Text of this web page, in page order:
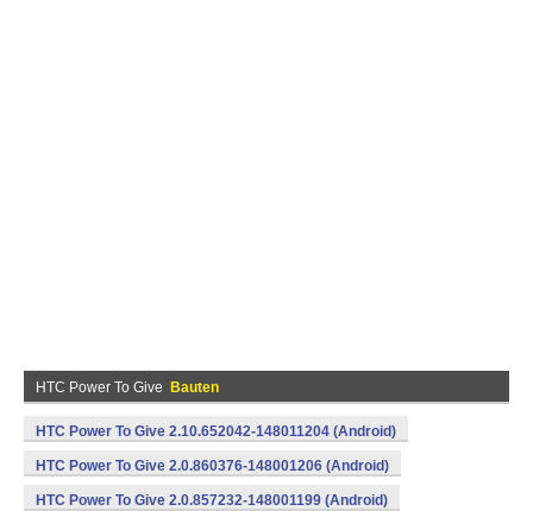
HTC Power To Give Bauten
HTC Power To Give 2.10.652042-148011204 (Android)
HTC Power To Give 2.0.860376-148001206 (Android)
HTC Power To Give 2.0.857232-148001199 (Android)